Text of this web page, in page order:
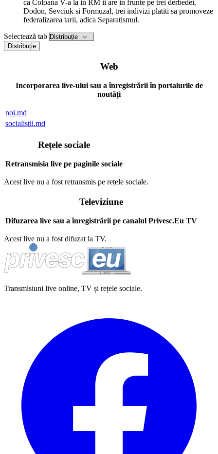
ca Coloana V-a la in RM ii are in frunte pe trei derbedei,
Dodon, Sevciuk si Formuzal, trei indivizi platiti sa promoveze
federalizarea tarii, adica Separatismul.
Selectează tab
Distribuție
Web
Incorporarea live-ului sau a înregistrării în portalurile de
noutăți
noi.md
socialistii.md
Rețele sociale
Retransmisia live pe paginile sociale
Acest live nu a fost retransmis pe rețele sociale.
Televiziune
Difuzarea live sau a înregistrării pe canalul Privesc.Eu TV
Acest live nu a fost difuzat la TV.
Transmisiuni live online, TV și rețele sociale.